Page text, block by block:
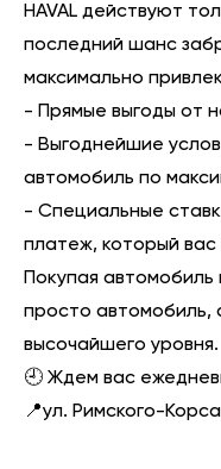
HAVAL действуют
последний шанс
максимально
- Прямые выгоды от
- Выгоднейшие
автомобиль по
- Специальные
платеж, который вас
Покупая
просто автомобиль,
высочайшего уровня.
🕘 Ждем вас
📍ул. Римского-